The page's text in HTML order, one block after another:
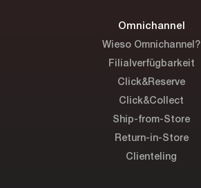
Omnichannel
Wieso Omnichannel?
Filialverfügbarkeit
Click&Reserve
Click&Collect
Ship-from-Store
Return-in-Store
Clienteling